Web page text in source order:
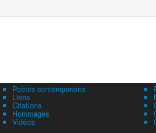
Poètes contemporains
Liens
Citations
Hommages
Vidéos